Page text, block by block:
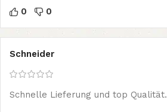
0 0
Schneider
Schnelle Lieferung und top Qualität.